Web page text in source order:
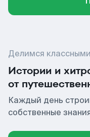
Делимся
Истории и
от
Каждый день
собственные